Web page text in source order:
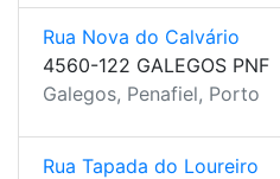
Rua Nova do Calvário
4560-122 GALEGOS PNF
Galegos, Penafiel, Porto
Rua Tapada do Loureiro